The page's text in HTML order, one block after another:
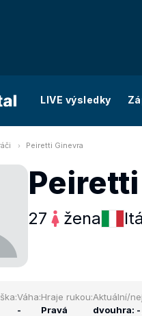
LIVE výsledky
Peiretti Ginevra
27 žena
Váha:
-
Hraje rukou:
Pravá
Aktuální/
dvouhra: -